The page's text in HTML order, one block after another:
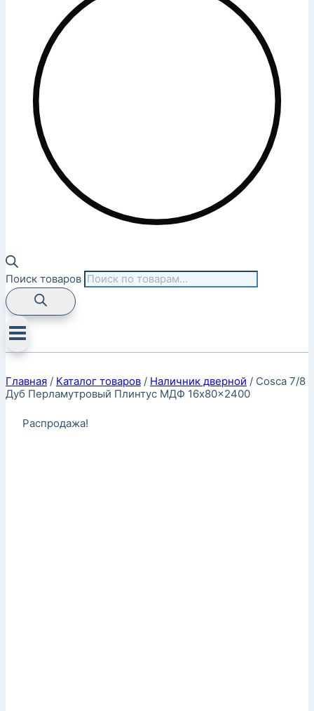
Поиск товаров
Главная / Каталог товаров / Наличник дверной / Cosca 7/8
Дуб Перламутровый Плинтус МДФ 16x80x2400
Распродажа!